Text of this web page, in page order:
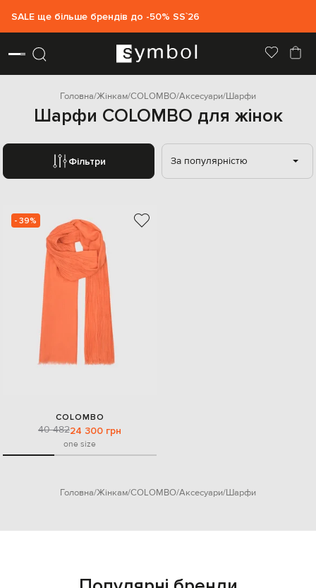
SALE ще більше брендів до -50% SS`26
Головна Жінкам COLOMBO Аксесуари Шарфи
Шарфи COLOMBO для жінок
Фільтри За популярністю
- 39%
COLOMBO
40 48224 300 грн
one size
Головна Жінкам COLOMBO Аксесуари Шарфи